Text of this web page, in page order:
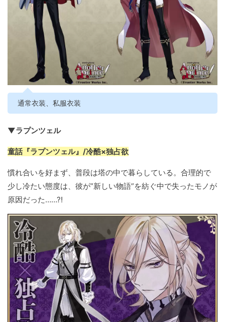
通常衣装、私服衣装
▼ラプンツェル
童話『ラプンツェル』/冷酷×独占欲
慣れ合いを好まず、普段は塔の中で暮らしている。合理的で
少し冷たい態度は、彼が”新しい物語”を紡ぐ中で失ったモノが
原因だった……?!